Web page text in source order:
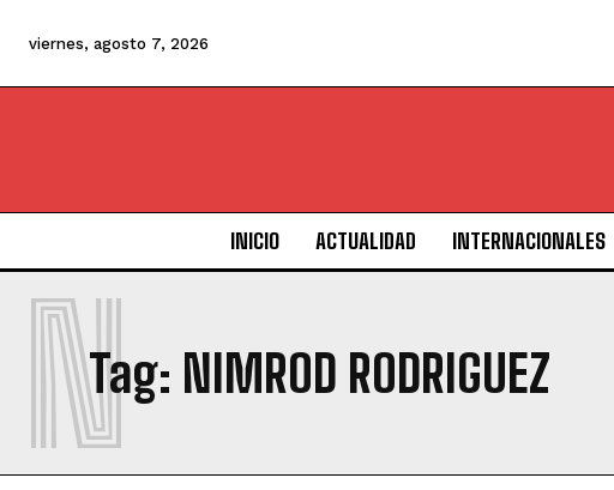
viernes, agosto 7, 2026
INICIO ACTUALIDAD INTERNACIONALES
Tag: NIMROD RODRIGUEZ
N